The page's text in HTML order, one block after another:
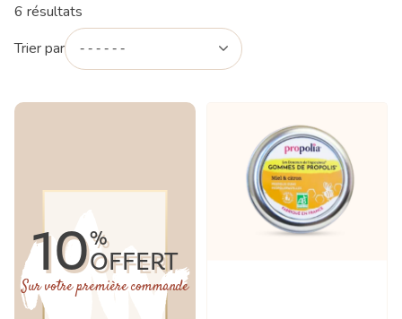
6 résultats
Trier par
10%
OFFERT
Sur votre première commande